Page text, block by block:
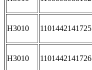
H3010 1101442141725
H3010 1101442141726